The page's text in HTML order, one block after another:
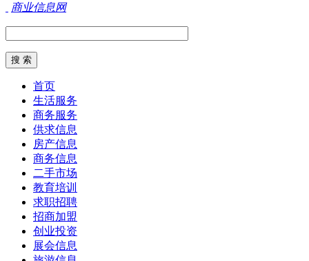
商业信息网
首页
生活服务
商务服务
供求信息
房产信息
商务信息
二手市场
教育培训
求职招聘
招商加盟
创业投资
展会信息